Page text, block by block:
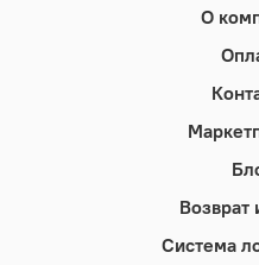
О
Возврат
Система